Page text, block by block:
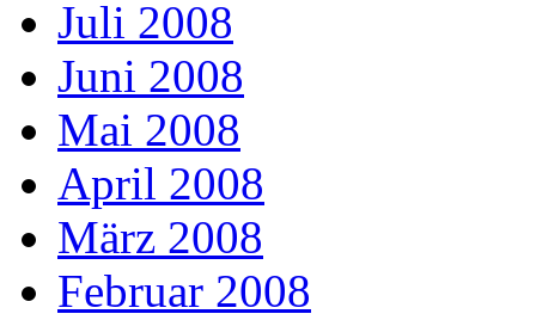
Juli 2008
Juni 2008
Mai 2008
April 2008
März 2008
Februar 2008